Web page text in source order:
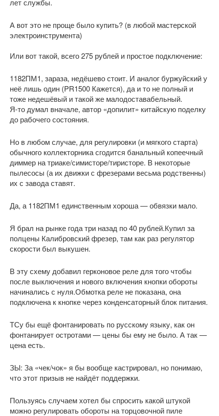
А вот это не проще было купить? (в любой мастерской
электроинструмента)
Или вот такой, всего 275 рублей и простое подключение:
1182ПМ1, зараза, недёшево стоит. И аналог буржуйский у
неё лишь один (PR1500 Кажется), да и то не полный и
тоже недешёвый и такой же малодоставабельный.
Я-то думал вначале, автор «допилит» китайскую поделку
до рабочего состояния.
Но в любом случае, для регулировки (и мягкого старта)
обычного коллекторника сгодится банальный копеечный
диммер на триаке/симисторе/тиристоре. В некоторые
пылесосы (а их движки с фрезерами весьма родственны)
их с завода ставят.
Да, а 1182ПМ1 единственным хороша — обвязки мало.
Я брал на рынке года три назад по 40 рублей.Купил за
полцены Калибровский фрезер, там как раз регулятор
скорости был выкушен.
В эту схему добавил герконовое реле для того чтобы
после выключения и нового включения кнопки обороты
начинались с нуля.Обмотка реле не показана, она
подключена к кнопке через конденсаторный блок питания.
ТСу бы ещё фонтанировать по русскому языку, как он
фонтанирует остротами — цены бы ему не было. А так —
цена есть.
ЗЫ: За «чек/чок» я бы вообще кастрировал, но понимаю,
что этот призыв не найдёт поддержки.
Пользуясь случаем хотел бы спросить какой штукой
можно регулировать обороты на торцовочной пиле